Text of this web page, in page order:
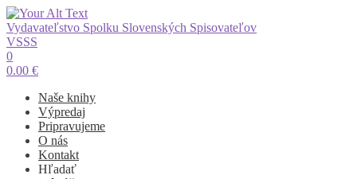
Vydavateľstvo Spolku Slovenských Spisovateľov
VSSS
0
0.00 €
Naše knihy
Výpredaj
Pripravujeme
O nás
Kontakt
Hľadať